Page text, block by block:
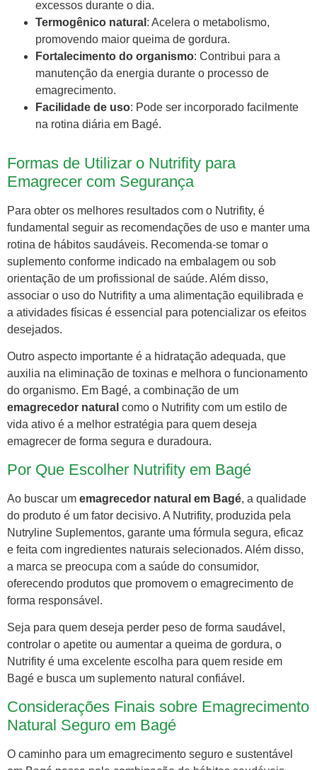
excessos durante o dia.
Termogênico natural : Acelera o metabolismo,
promovendo maior queima de gordura.
Fortalecimento do organismo: Contribui para a
manutenção da energia durante o processo de
emagrecimento.
Facilidade de uso: Pode ser incorporado facilmente
na rotina diária em Bagé.
Formas de Utilizar o Nutrifity para
Emagrecer com Segurança
Para obter os melhores resultados com o Nutrifity, é
fundamental seguir as recomendações de uso e manter uma
rotina de hábitos saudáveis. Recomenda-se tomar o
suplemento conforme indicado na embalagem ou sob
orientação de um profissional de saúde. Além disso,
associar o uso do Nutrifity a uma alimentação equilibrada e
a atividades físicas é essencial para potencializar os efeitos
desejados.
Outro aspecto importante é a hidratação adequada, que
auxilia na eliminação de toxinas e melhora o funcionamento
do organismo. Em Bagé, a combinação de um
emagrecedor natural como o Nutrifity com um estilo de
vida ativo é a melhor estratégia para quem deseja
emagrecer de forma segura e duradoura.
Por Que Escolher Nutrifity em Bagé
Ao buscar um emagrecedor natural em Bagé, a qualidade
do produto é um fator decisivo. A Nutrifity, produzida pela
Nutryline Suplementos, garante uma fórmula segura, eficaz
e feita com ingredientes naturais selecionados. Além disso,
a marca se preocupa com a saúde do consumidor,
oferecendo produtos que promovem o emagrecimento de
forma responsável.
Seja para quem deseja perder peso de forma saudável,
controlar o apetite ou aumentar a queima de gordura, o
Nutrifity é uma excelente escolha para quem reside em
Bagé e busca um suplemento natural confiável.
Considerações Finais sobre Emagrecimento
Natural Seguro em Bagé
O caminho para um emagrecimento seguro e sustentável